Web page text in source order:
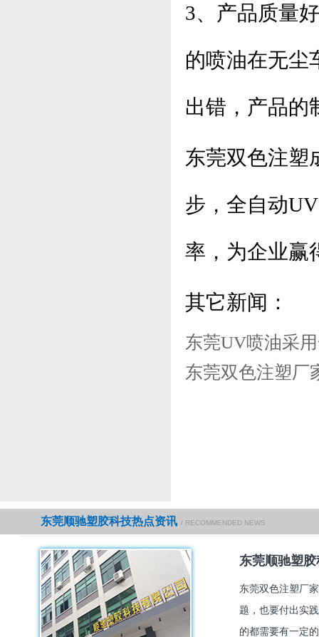
3、产品质量
的喷油在无尘
出错，产品的
东莞双色注塑
步，全自动
率，为企业赢
其它新闻：
东莞UV喷油采
东莞双色注塑厂
东莞顺驰塑胶科技热点资讯 / RECOMMENDED NEWS
东莞顺驰塑
东莞双色注塑厂
题，也要付出实
的都需要有一定